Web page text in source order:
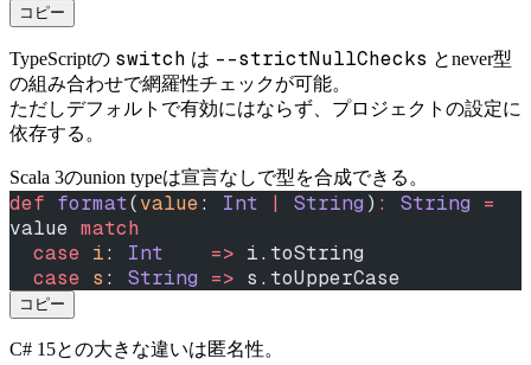
コピー
TypeScriptの switch は --strictNullChecks とnever型
の組み合わせで網羅性チェックが可能。
ただしデフォルトで有効にはならず、プロジェクトの設定に
依存する。
Scala 3のunion typeは宣言なしで型を合成できる。
def format(value: Int | String ) : String =
value match
  case
i: Int
    =>
i.toString
  case
s : String => s.toUpperCase
コピー
C# 15との大きな違いは匿名性。